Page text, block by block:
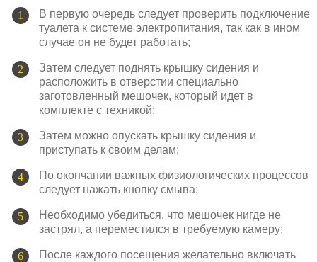
В первую очередь следует проверить подключение
туалета к системе электропитания, так как в ином
случае он не будет работать;
Затем следует поднять крышку сидения и
расположить в отверстии специально
заготовленный мешочек, который идет в
комплекте с техникой;
Затем можно опускать крышку сидения и
приступать к своим делам;
По окончании важных физиологических процессов
следует нажать кнопку смыва;
Необходимо убедиться, что мешочек нигде не
застрял, а переместился в требуемую камеру;
После каждого посещения желательно включать